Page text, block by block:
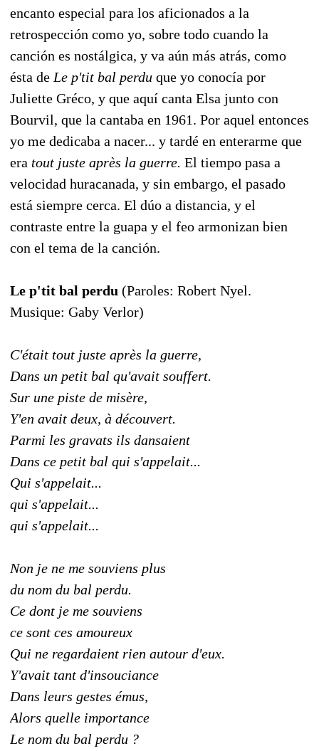
encanto especial para los aficionados a la
retrospección como yo, sobre todo cuando la
canción es nostálgica, y va aún más atrás, como
ésta de Le p'tit bal perdu que yo conocía por
Juliette Gréco, y que aquí canta Elsa junto con
Bourvil, que la cantaba en 1961. Por aquel entonces
yo me dedicaba a nacer... y tardé en enterarme que
era tout juste après la guerre. El tiempo pasa a
velocidad huracanada, y sin embargo, el pasado
está siempre cerca. El dúo a distancia, y el
contraste entre la guapa y el feo armonizan bien
con el tema de la canción.
Le p'tit bal perdu (Paroles: Robert Nyel.
Musique: Gaby Verlor)
C'était tout juste après la guerre,
Dans un petit bal qu'avait souffert.
Sur une piste de misère,
Y'en avait deux, à découvert.
Parmi les gravats ils dansaient
Dans ce petit bal qui s'appelait...
Qui s'appelait...
qui s'appelait...
qui s'appelait...
Non je ne me souviens plus
du nom du bal perdu.
Ce dont je me souviens
ce sont ces amoureux
Qui ne regardaient rien autour d'eux.
Y'avait tant d'insouciance
Dans leurs gestes émus,
Alors quelle importance
Le nom du bal perdu ?